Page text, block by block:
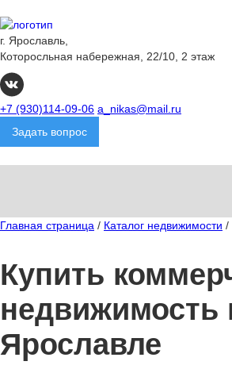
г. Ярославль,
Которосльная набережная, 22/10, 2 этаж
+7 (930)114-09-06 a_nikas@mail.ru
Задать вопрос
Главная страница / Каталог недвижимости /
Купить
недвижимость
Ярославле